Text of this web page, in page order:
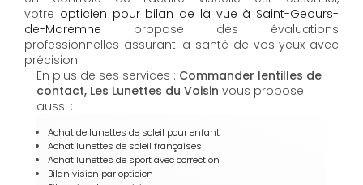
votre opticien pour bilan de la vue à Saint-Geours-
de-Maremne propose des évaluations
professionnelles assurant la santé de vos yeux avec
précision.
En plus de ses services : Commander lentilles de
contact, Les Lunettes du Voisin vous propose
aussi :
Achat de lunettes de soleil pour enfant
Achat lunettes de soleil françaises
Achat lunettes de sport avec correction
Bilan vision par opticien